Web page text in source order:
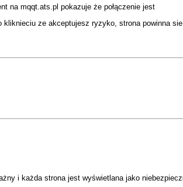
na mqqt.ats.pl pokazuje że połączenie jest
ze akceptujesz ryzyko, strona powinna
i każda strona jest wyświetlana jako